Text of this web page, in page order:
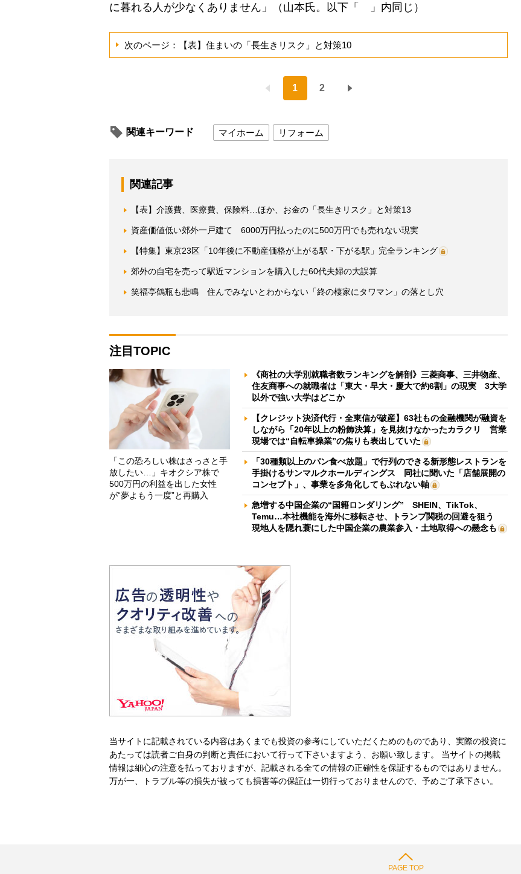
に暮れる人が少なくありません」（山本氏。以下「 」内同じ）
次のページ：【表】住まいの「長生きリスク」と対策10
1 2
関連キーワード マイホーム リフォーム
関連記事
【表】介護費、医療費、保険料…ほか、お金の「長生きリスク」と対策13
資産価値低い郊外一戸建て 6000万円払ったのに500万円でも売れない現実
【特集】東京23区「10年後に不動産価格が上がる駅・下がる駅」完全ランキング
郊外の自宅を売って駅近マンションを購入した60代夫婦の大誤算
笑福亭鶴瓶も悲鳴 住んでみないとわからない「終の棲家にタワマン」の落とし穴
注目TOPIC
「この恐ろしい株はさっさと手
放したい…」キオクシア株で
500万円の利益を出した女性
が“夢よもう一度”と再購入
《商社の大学別就職者数ランキングを解剖》三菱商事、三井物産、
住友商事への就職者は「東大・早大・慶大で約6割」の現実 3大学
以外で強い大学はどこか
【クレジット決済代行・全東信が破産】63社もの金融機関が融資を
しながら「20年以上の粉飾決算」を見抜けなかったカラクリ 営業
現場では“自転車操業”の焦りも表出していた
「30種類以上のパン食べ放題」で行列のできる新形態レストランを
手掛けるサンマルクホールディングス 同社に聞いた「店舗展開の
コンセプト」、事業を多角化してもぶれない軸
急増する中国企業の“国籍ロンダリング” SHEIN、TikTok、
Temu…本社機能を海外に移転させ、トランプ関税の回避を狙う
現地人を隠れ蓑にした中国企業の農業参入・土地取得への懸念も
当サイトに記載されている内容はあくまでも投資の参考にしていただくためのものであり、実際の投資に
あたっては読者ご自身の判断と責任において行って下さいますよう、お願い致します。 当サイトの掲載
情報は細心の注意を払っておりますが、記載される全ての情報の正確性を保証するものではありません。
万が一、トラブル等の損失が被っても損害等の保証は一切行っておりませんので、予めご了承下さい。
PAGE TOP